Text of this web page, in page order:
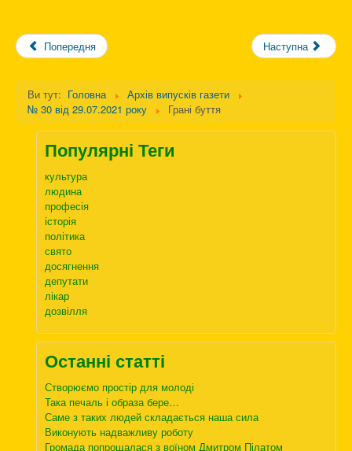
Попередня Наступна
Ви тут: Головна
Архів випусків газети
№ 30 від 29.07.2021 року
Грані буття
Популярні Теги
культура
людина
професія
історія
політика
свято
досягнення
депутати
лікар
дозвілля
Останні статті
Створюємо простір для молоді
Така печаль і образа бере…
Саме з таких людей складається наша сила
Виконують надважливу роботу
Громада попрощалася з воїном Дмитром Пілатом